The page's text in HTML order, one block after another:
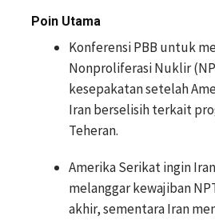
Poin Utama
Konferensi PBB untuk
Nonproliferasi Nuklir
kesepakatan setelah
Iran berselisih terkait
Teheran.
Amerika Serikat ingin
melanggar kewajiban
akhir, sementara Iran